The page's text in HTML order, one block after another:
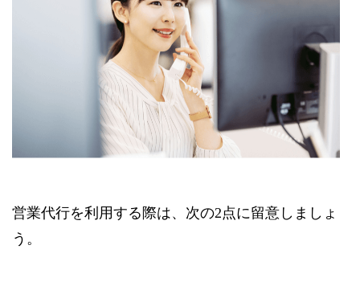
営業代行を利用する際は、次の2点に留意しましょ
う。